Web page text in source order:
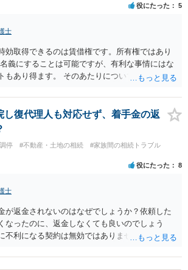
役にたった 5
士
効取得できるのは賃借権です。所有権ではあり
義にすることは可能ですが、有利な事情にはな
もあり得ます。 そのあたりについては、お近く
し復代理人も対応せず、着手金の返
停 #不動産・土地の相続
#家族間の相続トラブル
役にたった 8
士
が返金されないのはなぜでしょうか？依頼した
なったのに、返金しなくても良いのでしょう
に不利になる契約は無効ではありませんか？
倒れた弁護士が所属する弁護士会に相談さ